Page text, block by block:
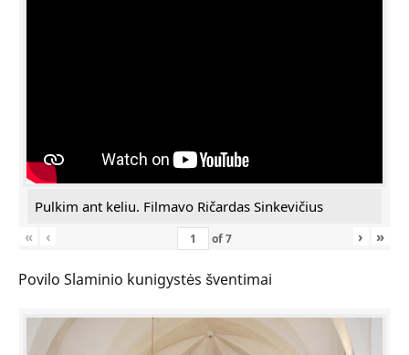
Pulkim ant keliu. Filmavo Ričardas Sinkevičius
«
‹ of7 › »
Povilo Slaminio kunigystės šventimai